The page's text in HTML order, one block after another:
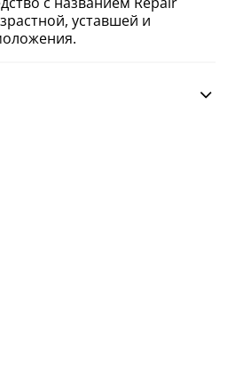
уставшей и